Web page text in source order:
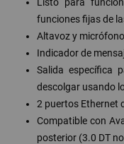
funciones fijas de
Altavoz y
Indicador de
Salida específica
descolgar usando
2 puertos Ethernet
Compatible con
posterior (3.0 DT